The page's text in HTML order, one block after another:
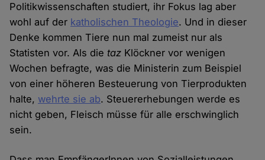
Politikwissenschaften studiert, ihr Fokus lag aber
wohl auf der katholischen Theologie. Und in dieser
Denke kommen Tiere nun mal zumeist nur als
Statisten vor. Als die taz Klöckner vor wenigen
Wochen befragte, was die Ministerin zum Beispiel
von einer höheren Besteuerung von Tierprodukten
halte, wehrte sie ab. Steuererhebungen werde es
nicht geben, Fleisch müsse für alle erschwinglich
sein.